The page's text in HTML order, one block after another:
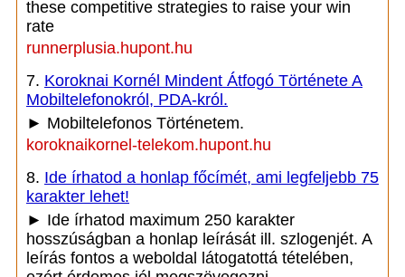
these competitive strategies to raise your win
rate
runnerplusia.hupont.hu
7. Koroknai Kornél Mindent Átfogó Története A
Mobiltelefonokról, PDA-król.
► Mobiltelefonos Történetem.
koroknaikornel-telekom.hupont.hu
8. Ide írhatod a honlap főcímét, ami legfeljebb 75
karakter lehet!
► Ide írhatod maximum 250 karakter
hosszúságban a honlap leírását ill. szlogenjét. A
leírás fontos a weboldal látogatottá tételében,